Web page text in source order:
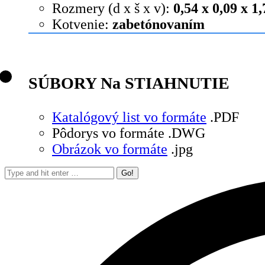
Rozmery (d x š x v): 0,54 x 0,09 x
Kotvenie: zabetónovaním
SÚBORY Na STIAHNUTIE
Katalógový list vo formáte .PDF
Pôdorys vo formáte .DWG
Obrázok vo formáte .jpg
Search: